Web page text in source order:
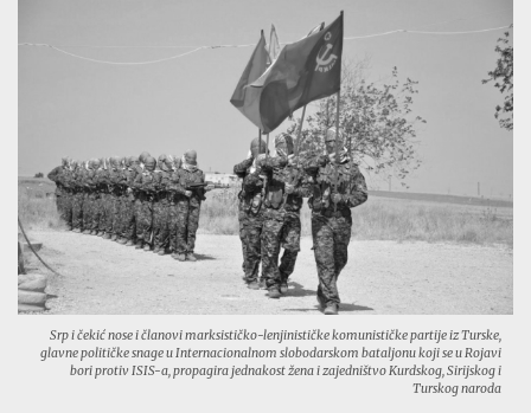
Srp i čekić nose i članovi marksističko-lenjinističke komunističke partije iz Turske,
glavne političke snage u Internacionalnom slobodarskom bataljonu koji se u Rojavi
bori protiv ISIS-a, propagira jednakost žena i zajedništvo Kurdskog, Sirijskog i
Turskog naroda